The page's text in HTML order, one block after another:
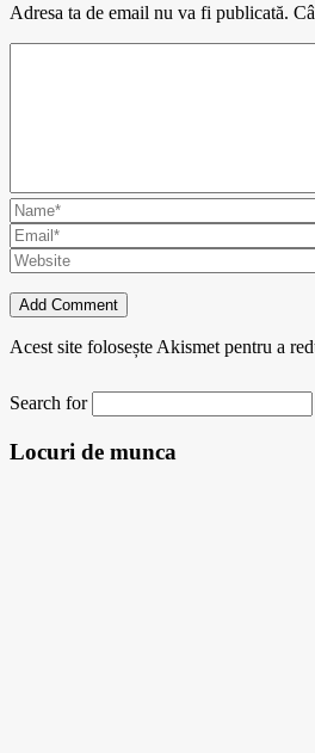
Adresa ta de email nu va fi publicată.
Acest site folosește Akismet pentru a
Search for
Locuri de munca